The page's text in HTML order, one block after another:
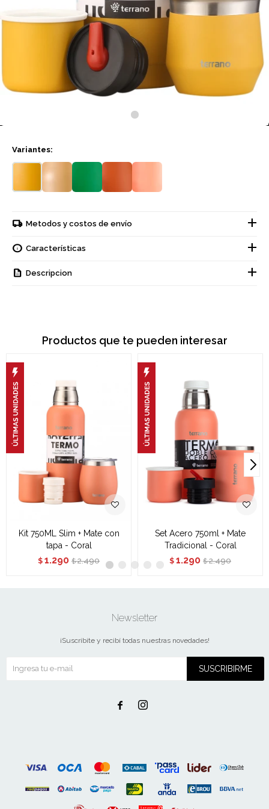
Variantes:
Metodos y costos de envío
Características
Descripcion
Productos que te pueden interesar
Kit 750ML Slim + Mate con
tapa - Coral
$ 1.290 $ 2.490
Set Acero 750ml + Mate
Tradicional - Coral
$ 1.290 $ 2.490
Newsletter
¡Suscribite y recibí todas nuestras novedades!
SUSCRIBIRME
 